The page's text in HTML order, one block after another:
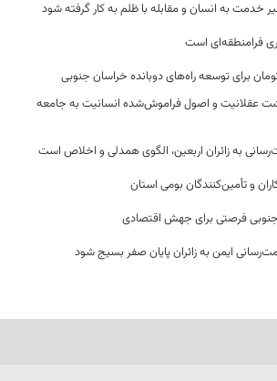
خدمت به انسان و مقابله با ظلم به کار گرفته شود
فرامنطقه‌ای است
عقلانیت و اصول فراموش‌شده انسانیت به جامعه
به زائران اربعین، الگوی همدلی و اخلاص است
و تأمین‌کنندگان بومی استان
فرصتی برای جهش اقتصادی
ایمن به زائران پایان صفر بسیج شود